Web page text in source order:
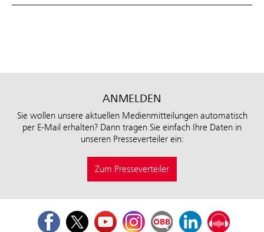
ANMELDEN
Sie wollen unsere aktuellen Medienmitteilungen automatisch
per E-Mail erhalten? Dann tragen Sie einfach Ihre Daten in
unseren Presseverteiler ein:
Zum Presseverteiler
FacebookTwitterYoutubeInstagramÖBB Corporate Blog
LinkedInPodcast